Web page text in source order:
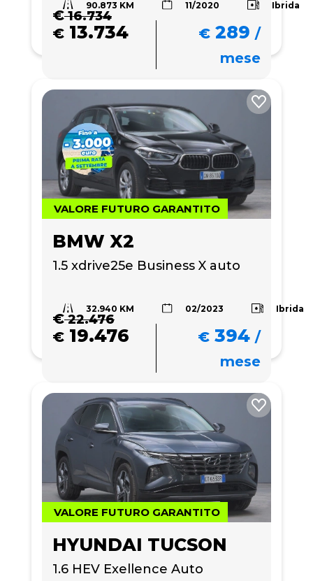
90.873 KM 11/2020 Ibrida
€16.734
€ 13.734 € 289 /
mese
VALORE FUTURO GARANTITO
BMW X2
1.5 xdrive25e Business X auto
32.940 KM 02/2023 Ibrida
€22.476
€ 19.476 € 394 /
mese
VALORE FUTURO GARANTITO
HYUNDAI TUCSON
1.6 HEV Exellence Auto